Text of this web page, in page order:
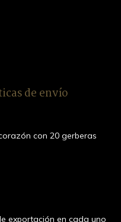
de envío
con 20 gerberas
exportación en cada uno